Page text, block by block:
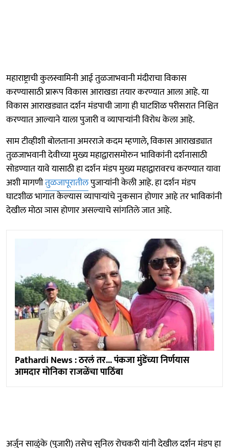
महाराष्ट्राची कुलस्वामिनी आई तुळजाभवानी मंदीराचा विकास
करण्यासाठी प्रारूप विकास आराखडा तयार करण्यात आला आहे. या
विकास आराखड्यात दर्शन मंडपाची जागा ही घाटशिळ परीसरात निश्चित
करण्यात आल्याने याला पुजारी व व्यापाऱ्यांनी विरोध केला आहे.
साम टीव्हीशी बाेलताना अमरराजे कदम म्हणाले, विकास आराखड्यात
तुळजाभवानी देवीच्या मुख्य महाद्वारासमोरुन भाविकांनी दर्शनासाठी
सोडण्यात यावे यासाठी हा दर्शन मंडप मुख्य महाद्वारावरच करण्यात यावा
अशी मागणीतुळजापूरातीलपुजाऱ्यांनी केली आहे. हा दर्शन मंडप
घाटशीळ भागात केल्यास व्यापाऱ्यांचे नुकसान होणार आहे तर भाविकांनी
देखील मोठा ञास होणार असल्याचे सांगतिले जात आहे.
Pathardi News : ठरलं तर... पंकजा मुंडेंच्या निर्णयास
आमदार माेनिका राजळेंचा पाठिंबा
अर्जुन साळुंके (पुजारी) तसेच सुनिल रोचकरी यांनी देखील दर्शन मंडप हा